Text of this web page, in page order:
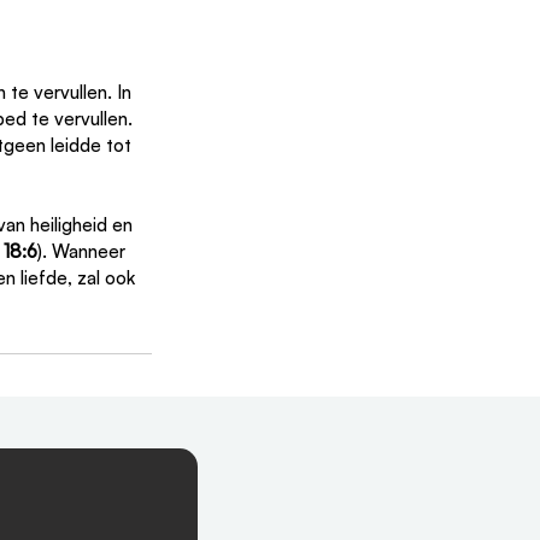
te vervullen. In
te vervullen.
leidde tot
heiligheid en
). Wanneer
liefde, zal ook